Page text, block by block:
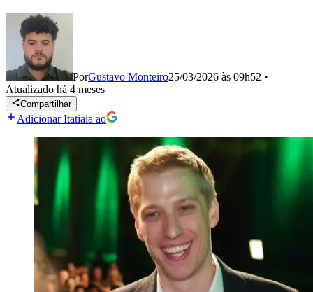
PorGustavo Monteiro25/03/2026 às 09h52 •
Atualizado há 4 meses
Compartilhar
Adicionar Itatiaia ao